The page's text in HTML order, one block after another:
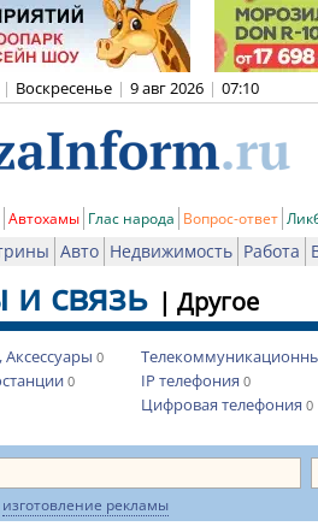
| Воскресенье | 9 авг 2026 | 07:10
Автохамы Глас народа Вопрос-ответ
Авто Недвижимость Работа
связь | Другое
0
0
IP телефония 0
Цифровая телефония 0
изготовление рекламы